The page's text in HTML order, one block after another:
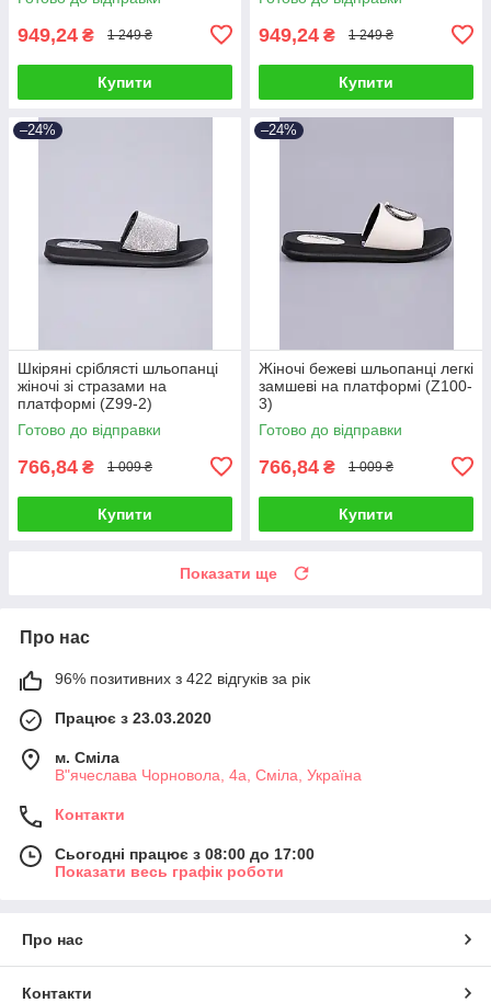
949,24 ₴ 1 249 ₴
Купити
949,24 ₴ 1 249 ₴
Купити
–24%
Шкіряні сріблясті шльопанці
жіночі зі стразами на
платформі (Z99-2)
Готово до відправки
766,84 ₴ 1 009 ₴
Купити
–24%
Жіночі бежеві шльопанці легкі
замшеві на платформі (Z100-
3)
Готово до відправки
766,84 ₴ 1 009 ₴
Купити
Показати ще
Про нас
96% позитивних з 422 відгуків за рік
Працює з 23.03.2020
м. Сміла
В"ячеслава Чорновола, 4а, Сміла, Україна
Контакти
Сьогодні працює з 08:00 до 17:00
Показати весь графік роботи
Про нас
Контакти